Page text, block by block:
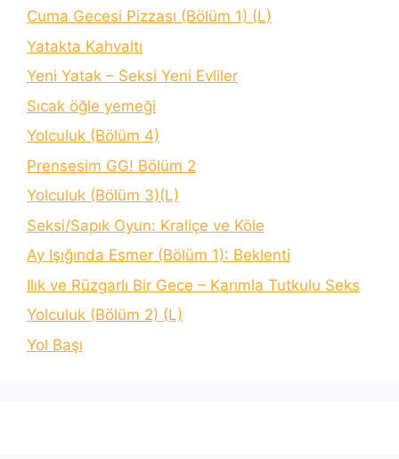
Cuma Gecesi Pizzası (Bölüm 1) (L)
Yatakta Kahvaltı
Yeni Yatak – Seksi Yeni Evliler
Sıcak öğle yemeği
Yolculuk (Bölüm 4)
Prensesim GG! Bölüm 2
Yolculuk (Bölüm 3)(L)
Seksi/Sapık Oyun: Kraliçe ve Köle
Ay Işığında Esmer (Bölüm 1): Beklenti
Ilık ve Rüzgarlı Bir Gece – Karımla Tutkulu Seks
Yolculuk (Bölüm 2) (L)
Yol Başı